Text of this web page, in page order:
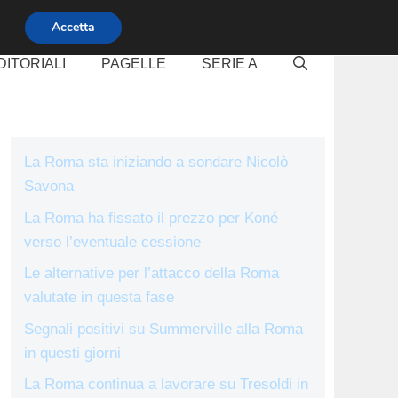
PAGELLE SERIE A
La Roma sta iniziando a sondare Nicolò
Savona
La Roma ha fissato il prezzo per Koné
verso l’eventuale cessione
Le alternative per l’attacco della Roma
valutate in questa fase
Segnali positivi su Summerville alla Roma
in questi giorni
La Roma continua a lavorare su Tresoldi in
Accetta